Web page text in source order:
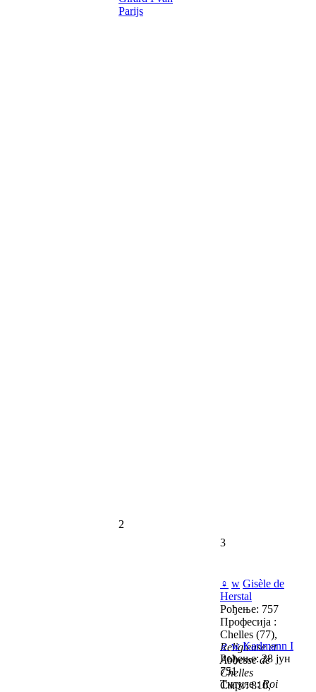
Parijs
2
3
♀ w Gisèle de
Herstal
Рођење: 757
Професија :
Chelles (77),
Religieuse et
Abbesse de
Chelles
Смрт: 810,
♂ w Karlmann I
Рођење: 28 јун
751
Титуле :Roi